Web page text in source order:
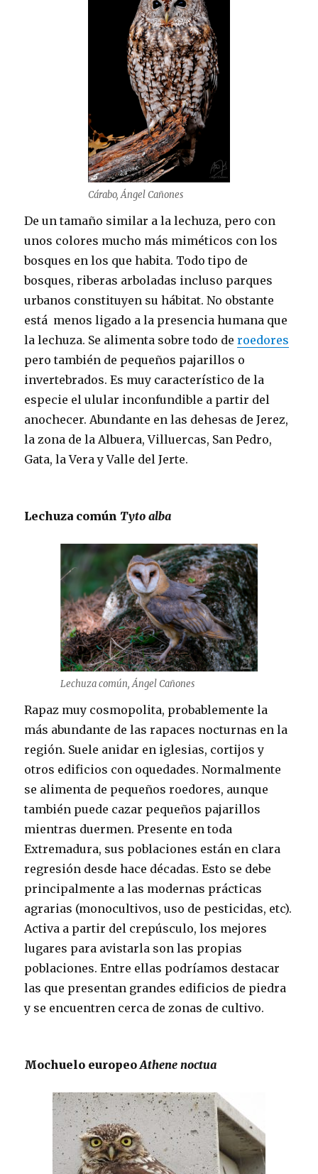
Cárabo, Ángel Cañones
De un tamaño similar a la lechuza, pero con
unos colores mucho más miméticos con los
bosques en los que habita. Todo tipo de
bosques, riberas arboladas incluso parques
urbanos constituyen su hábitat. No obstante
está menos ligado a la presencia humana que
la lechuza. Se alimenta sobre todo deroedores
pero también de pequeños pajarillos o
invertebrados. Es muy característico de la
especie el ulular inconfundible a partir del
anochecer. Abundante en las dehesas de Jerez,
la zona de la Albuera, Villuercas, San Pedro,
Gata, la Vera y Valle del Jerte.
Lechuza comúnTyto alba
Lechuza común, Ángel Cañones
Rapaz muy cosmopolita, probablemente la
más abundante de las rapaces nocturnas en la
región. Suele anidar en iglesias, cortijos y
otros edificios con oquedades. Normalmente
se alimenta de pequeños roedores, aunque
también puede cazar pequeños pajarillos
mientras duermen. Presente en toda
Extremadura, sus poblaciones están en clara
regresión desde hace décadas. Esto se debe
principalmente a las modernas prácticas
agrarias (monocultivos, uso de pesticidas, etc).
Activa a partir del crepúsculo, los mejores
lugares para avistarla son las propias
poblaciones. Entre ellas podríamos destacar
las que presentan grandes edificios de piedra
y se encuentren cerca de zonas de cultivo.
Mochuelo europeoAthene noctua